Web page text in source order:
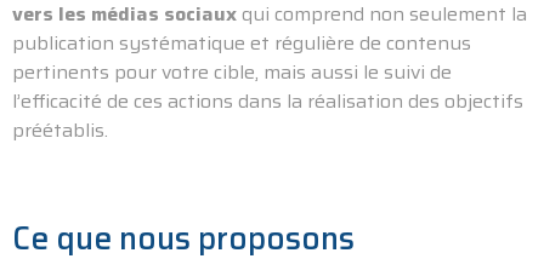
vers les médias sociauxqui comprend non seulement la
publication systématique et régulière de contenus
pertinents pour votre cible, mais aussi le suivi de
l’efficacité de ces actions dans la réalisation des objectifs
préétablis.
Ce que nous proposons